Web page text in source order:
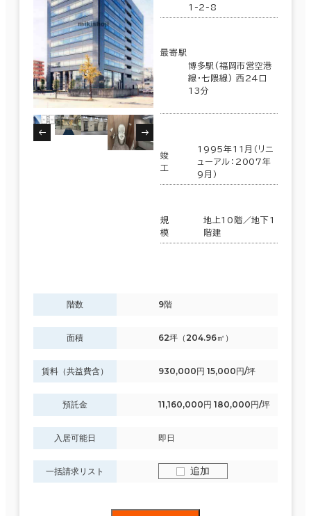
1-2-8
最寄駅
博多駅(福岡市営空港
線･七隈線) 西24口
13分
竣
工
1995年11月（リニ
ューアル：2007年
9月）
規
模
地上10階／地下1
階建
階数 9階
面積 62坪（204.96㎡）
賃料（共益費含） 930,000円 15,000円/坪
預託金 11,160,000円 180,000円/坪
入居可能日 即日
一括請求リスト 追加